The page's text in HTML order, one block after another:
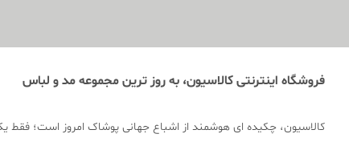
فروشگاه اینترنتی کالاسیون، به روز ترین مجموعه مد و لباس
کالاسیون، چکیده ای هوشمند از اشباع جهانی پوشاک امروز است؛